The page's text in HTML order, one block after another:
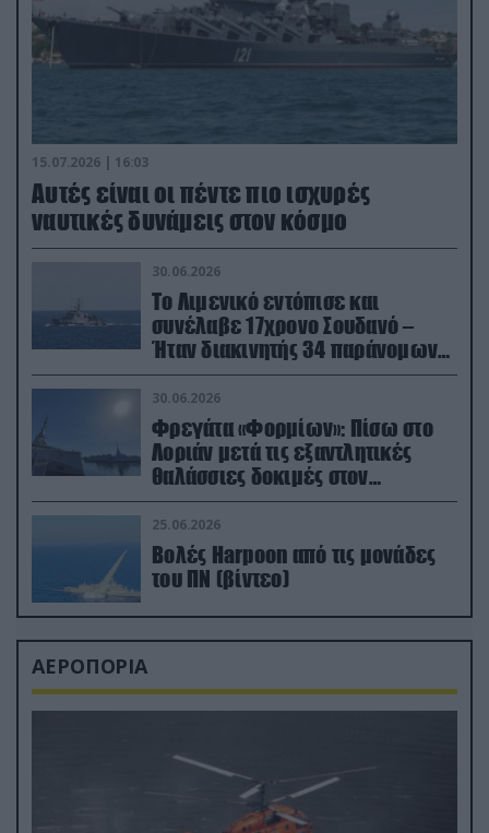
15.07.2026 | 16:03
Aυτές είναι οι πέντε πιο ισχυρές
ναυτικές δυνάμεις στον κόσμο
30.06.2026
Το Λιμενικό εντόπισε και
συνέλαβε 17χρονο Σουδανό –
Ήταν διακινητής 34 παράνομων
μεταναστών
30.06.2026
Φρεγάτα «Φορμίων»: Πίσω στο
Λοριάν μετά τις εξαντλητικές
θαλάσσιες δοκιμές στον
απαιτητικό Βισκαϊκό
25.06.2026
Βολές Harpoon από τις μονάδες
του ΠΝ (βίντεο)
ΑΕΡΟΠΟΡΙΑ